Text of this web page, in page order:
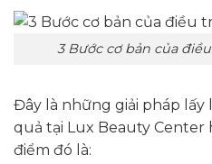
3 Bước cơ bản của
Đây là những giải pháp lấy
quả tại Lux Beauty Center
điểm đó là: